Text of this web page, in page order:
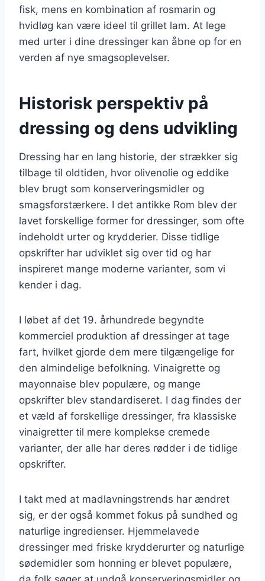
fisk, mens en kombination af rosmarin og
hvidløg kan være ideel til grillet lam. At lege
med urter i dine dressinger kan åbne op for en
verden af nye smagsoplevelser.
Historisk perspektiv på
dressing og dens udvikling
Dressing har en lang historie, der strækker sig
tilbage til oldtiden, hvor olivenolie og eddike
blev brugt som konserveringsmidler og
smagsforstærkere. I det antikke Rom blev der
lavet forskellige former for dressinger, som ofte
indeholdt urter og krydderier. Disse tidlige
opskrifter har udviklet sig over tid og har
inspireret mange moderne varianter, som vi
kender i dag.
I løbet af det 19. århundrede begyndte
kommerciel produktion af dressinger at tage
fart, hvilket gjorde dem mere tilgængelige for
den almindelige befolkning. Vinaigrette og
mayonnaise blev populære, og mange
opskrifter blev standardiseret. I dag findes der
et væld af forskellige dressinger, fra klassiske
vinaigretter til mere komplekse cremede
varianter, der alle har deres rødder i de tidlige
opskrifter.
I takt med at madlavningstrends har ændret
sig, er der også kommet fokus på sundhed og
naturlige ingredienser. Hjemmelavede
dressinger med friske krydderurter og naturlige
sødemidler som honning er blevet populære,